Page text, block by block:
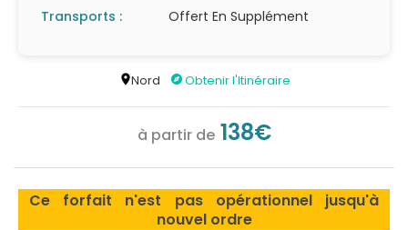
Transports :
Offert En Supplément
Nord Obtenir l'Itinéraire
à partir de 138€
Ce forfait n'est pas opérationnel jusqu'à
nouvel ordre